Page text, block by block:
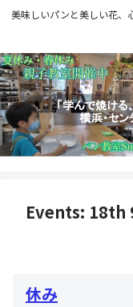
美味しいパンと美しい花、
Events: 18th
休み